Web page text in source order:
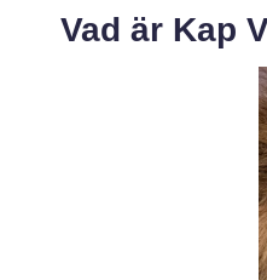
Vad är Kap